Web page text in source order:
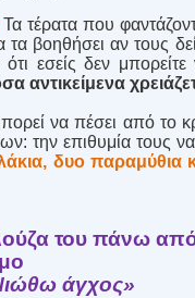
Τα τέρατα που
τα βοηθήσει αν τους
εσείς δεν
αντικείμενα
να πέσει από το
την επιθυμία τους
δυο παραμύθια
του πάνω από
άγχος»